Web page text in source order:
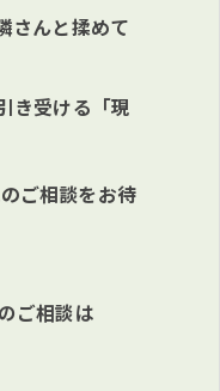
さんと揉めて
き受ける「現
ご相談をお待
ご相談は